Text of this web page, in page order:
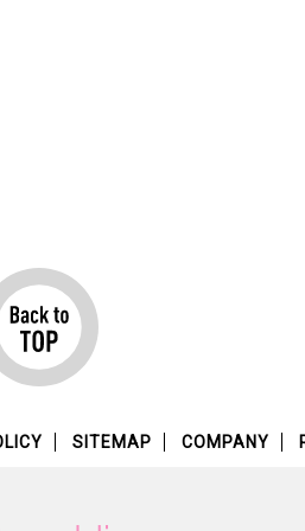
SITEMAP COMPANY